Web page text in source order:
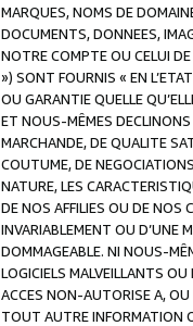
MARQUES, NOMS DE
DOCUMENTS, DONNEES,
NOTRE COMPTE OU CELUI
») SONT FOURNIS « EN
OU GARANTIE QUELLE
ET NOUS-MÊMES
MARCHANDE, DE QUALITE
COUTUME, DE
NATURE, LES
DE NOS AFFILIES OU DE NOS
INVARIABLEMENT OU D’UNE
DOMMAGEABLE. NI NOUS-
LOGICIELS MALVEILLANTS
ACCES NON-AUTORISE A,
TOUT AUTRE INFORMATION